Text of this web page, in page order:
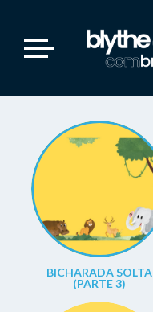
BICHARADA SOLTA
(PARTE 3)